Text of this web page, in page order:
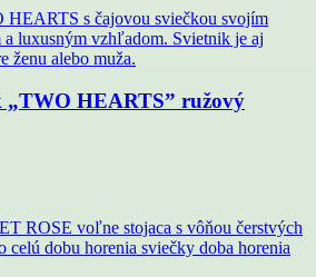
„TWO HEARTS” ružový